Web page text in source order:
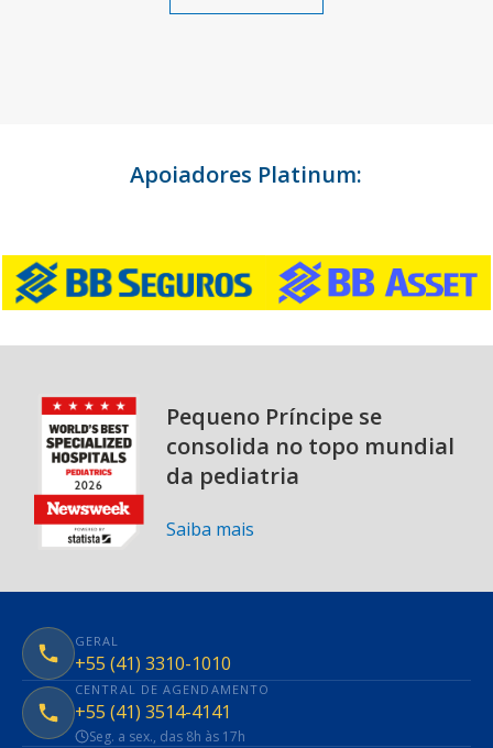
Apoiadores Platinum:
Pequeno Príncipe se
consolida no topo mundial
da pediatria
Saiba mais
GERAL
+55 (41) 3310-1010
CENTRAL DE AGENDAMENTO
+55 (41) 3514-4141
Seg. a sex., das 8h às 17h